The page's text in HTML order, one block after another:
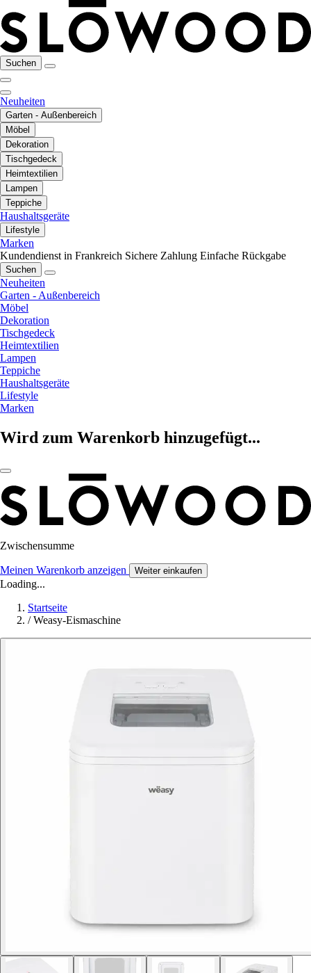
Suchen
Neuheiten
Garten - Außenbereich
Möbel
Dekoration
Tischgedeck
Heimtextilien
Lampen
Teppiche
Haushaltsgeräte
Lifestyle
Marken
Kundendienst in Frankreich Sichere Zahlung Einfache Rückgabe
Suchen
Neuheiten
Garten - Außenbereich
Möbel
Dekoration
Tischgedeck
Heimtextilien
Lampen
Teppiche
Haushaltsgeräte
Lifestyle
Marken
Wird zum Warenkorb hinzugefügt...
Zwischensumme
Meinen Warenkorb anzeigen Weiter einkaufen
Loading...
Startseite
/ Weasy-Eismaschine